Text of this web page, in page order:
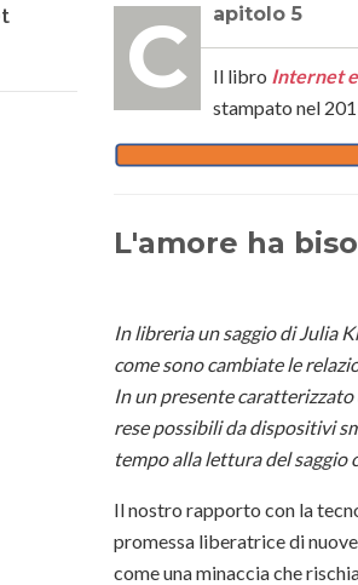
Capitolo 5
Il libro Internet
stampato nel
L'amore ha
In libreria un saggio di Julia
come sono cambiate le
In un presente
rese possibili da dispositivi
tempo alla lettura del saggio
Il nostro rapporto con la
promessa liberatrice di
come una minaccia che